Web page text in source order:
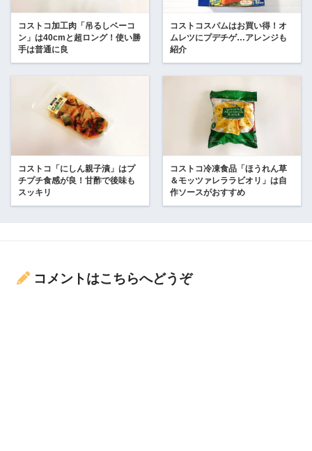
コストコ加工肉「吊るしベーコ
ン」は40cmと超ロング！使い勝
手は普通に良
コストコスパムはお買い得！オ
ムレツにプデチゲ…アレンジも
紹介
コストコ「にしん親子漬」はプ
チプチ食感が良！甘酢で後味も
スッキリ
コストコ冷凍食品「ほうれん草
＆モッツァレララビオリ」は自
作ソースがおすすめ
コメントはこちらへどうぞ